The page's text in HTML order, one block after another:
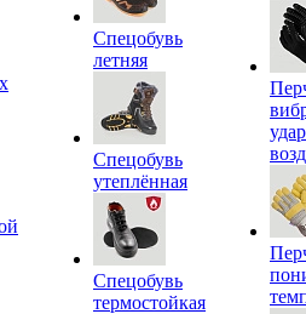
Спецобувь
летняя
Спецобувь
утеплённая
Спецобувь
термостойкая